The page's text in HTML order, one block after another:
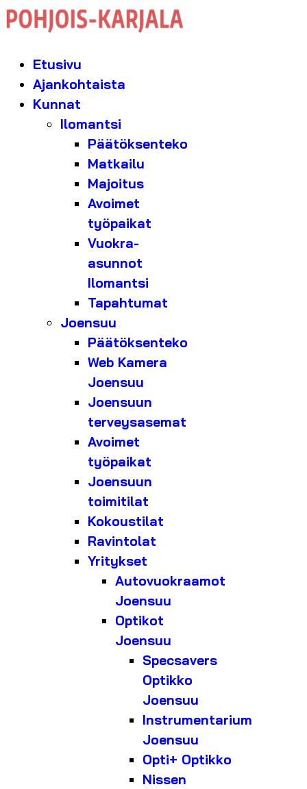
Etusivu
Ajankohtaista
Kunnat
Ilomantsi
Päätöksenteko
Matkailu
Majoitus
Avoimet
työpaikat
Vuokra-
asunnot
Ilomantsi
Tapahtumat
Joensuu
Päätöksenteko
Web Kamera
Joensuu
Joensuun
terveysasemat
Avoimet
työpaikat
Joensuun
toimitilat
Kokoustilat
Ravintolat
Yritykset
Autovuokraamot
Joensuu
Optikot
Joensuu
Specsavers
Optikko
Joensuu
Instrumentarium
Joensuu
Opti+ Optikko
Nissen